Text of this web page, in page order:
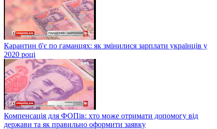
Карантин б'є по гаманцях: як змінилися зарплати українців у
2020 році
Компенсація для ФОПів: хто може отримати допомогу від
держави та як правильно оформити заявку